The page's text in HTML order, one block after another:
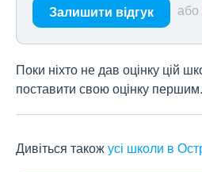
Залишити відгук або
Поки ніхто не дав оцінку цій
поставити свою оцінку першим.
Дивіться такожусі школи в